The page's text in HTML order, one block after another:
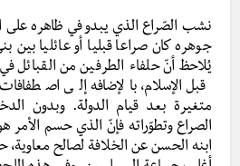
نشب الصّراع الذي يبدو في ظاهره على
جوهره كان صراعا قبليا أو عائليا
يُلاحظ أنّ حلفاء الطرفين من القبائل
قبل الإسلام، بالإضافه إلى
متغيرة بعد قيام الدولة. وبدون
الصراع وتطوّراته فإنّ الذي حسم الأمر
ابنه الحسن عن الخلافة لصالح معاوية،